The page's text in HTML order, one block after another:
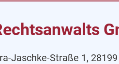
Jaschke-Straße 1,